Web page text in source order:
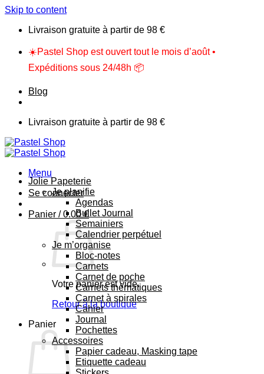
Skip to content
Livraison gratuite à partir de 98 €
☀️Pastel Shop est ouvert tout le mois d’août •
Expéditions sous 24/48h 📦
Blog
Livraison gratuite à partir de 98 €
Menu
Se connecter
Panier /0.00€
Votre panier est vide.
Retour à la boutique
Panier
Jolie Papeterie
Je planifie
Agendas
Bullet Journal
Semainiers
Calendrier perpétuel
Je m’organise
Bloc-notes
Carnets
Carnet de poche
Carnets thématiques
Carnet à spirales
Cahier
Journal
Pochettes
Accessoires
Papier cadeau, Masking tape
Etiquette cadeau